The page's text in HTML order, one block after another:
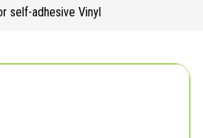
self-adhesive Vinyl